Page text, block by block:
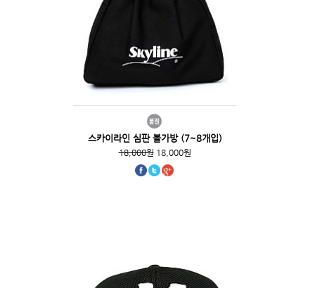
스카이라인 심판 볼가방 (7~8개입)
18,000원18,000원